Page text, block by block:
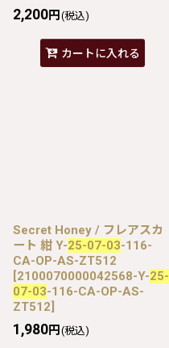
2,200円 (税込)
カートに入れる
Secret Honey / フレアスカ
ート 紺 Y-25-07-03-116-
CA-OP-AS-ZT512
[2100070000042568-Y-25-
07-03-116-CA-OP-AS-
ZT512]
1,980円 (税込)